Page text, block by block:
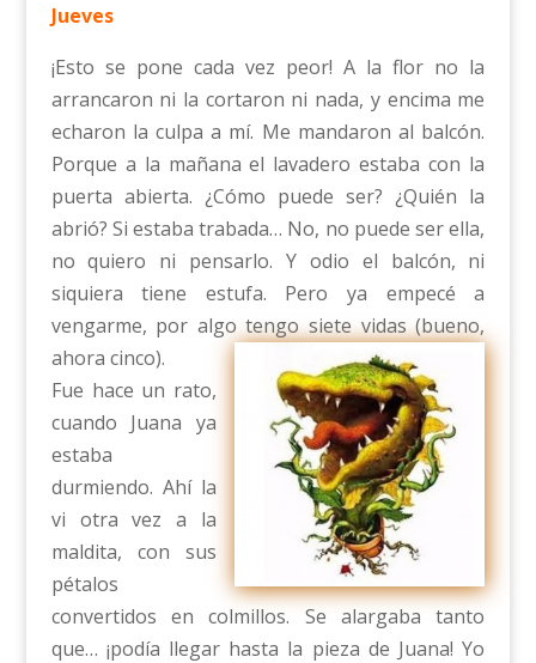
Jueves
¡Esto se pone cada vez peor! A la flor no la
arrancaron ni la cortaron ni nada, y encima me
echaron la culpa a mí. Me mandaron al balcón.
Porque a la mañana el lavadero estaba con la
puerta abierta. ¿Cómo puede ser? ¿Quién la
abrió? Si estaba trabada… No, no puede ser ella,
no quiero ni pensarlo. Y odio el balcón, ni
siquiera tiene estufa. Pero ya empecé a
vengarme, por algo tengo siete vidas (bueno,
ahora cinco).
Fue hace un rato,
cuando Juana ya
estaba
durmiendo. Ahí la
vi otra vez a la
maldita, con sus
pétalos
convertidos en colmillos. Se alargaba tanto
que… ¡podía llegar hasta la pieza de Juana! Yo